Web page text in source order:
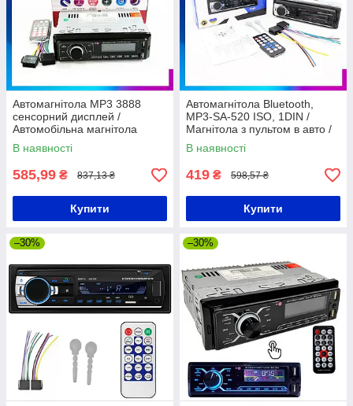
Автомагнітола MP3 3888
сенсорний дисплей /
Автомобільна магнітола
В наявності
585,99 ₴ 837,13 ₴
Купити
Автомагнітола Bluetooth,
MP3-SA-520 ISO, 1DIN /
Магнітола з пультом в авто /
Магнітола з USB та AUX
В наявності
419 ₴ 598,57 ₴
Купити
–30% –30%